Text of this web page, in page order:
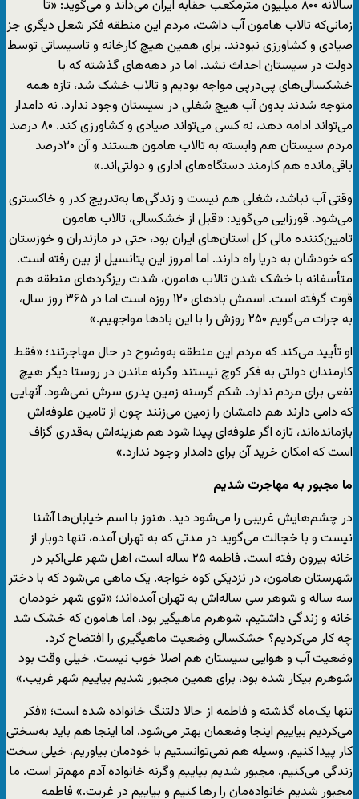
سالانه ۸۰۰ میلیون مترمکعب حقابه ایران می‌داند و می‌گوید: «تا
زمانی‌که تالاب هامون آب داشت، مردم این منطقه فکر شغل دیگری جز
صیادی و کشاورزی نبودند. برای همین هیچ کارخانه و تاسیساتی توسط
دولت در سیستان احداث نشد. اما در دهه‌های گذشته که با
خشکسالی‌های پی‌درپی مواجه بودیم و تالاب خشک شد، تازه همه
متوجه شدند بدون آب هیچ شغلی در سیستان وجود ندارد. نه دامدار
می‌تواند ادامه دهد، نه کسی می‌تواند صیادی و کشاورزی کند. ۸۰ درصد
مردم سیستان هم وابسته به تالاب هامون هستند و آن ۲۰درصد
باقی‌مانده هم کارمند دستگاه‌های اداری و دولتی‌اند.»
وقتی آب نباشد، شغلی هم نیست و زندگی‌ها به‌تدریج کدر و خاکستری
می‌شود. قورزایی می‌گوید: «قبل از خشکسالی، تالاب هامون
تامین‌کننده مالی کل استان‌های ایران بود، حتی در مازندران و خوزستان
که خودشان به دریا راه دارند. اما امروز این پتانسیل از بین رفته است.
متأسفانه با خشک شدن تالاب هامون، شدت ریزگردهای منطقه هم
قوت گرفته است. اسمش بادهای ۱۲۰ روزه است اما در ۳۶۵ روز سال،
به جرات می‌گویم ۲۵۰ روزش را با این بادها مواجهیم.»
او تأیید می‌کند که مردم این منطقه به‌وضوح در حال مهاجرتند؛ «فقط
کارمندان دولتی به فکر کوچ نیستند وگرنه ماندن در روستا دیگر هیچ
نفعی برای مردم ندارد. شکم گرسنه زمین پدری سرش نمی‌شود. آنهایی
که دامی دارند هم دامشان را زمین می‌زنند چون از تامین علوفه‌اش
بازمانده‌اند، تازه اگر علوفه‌ای پیدا شود هم هزینه‌اش به‌قدری گزاف
است که امکان خرید آن برای دامدار وجود ندارد.»
ما مجبور به مهاجرت شدیم
در چشم‌هایش غریبی را می‌شود دید. هنوز با اسم خیابان‌ها آشنا
نیست و با خجالت می‌گوید در مدتی که به تهران آمده‌، تنها دوبار از
خانه بیرون رفته است. فاطمه ۲۵ ساله است، اهل شهر علی‌اکبر در
شهرستان هامون، در نزدیکی کوه خواجه. یک ماهی می‌شود که با دختر
سه‌ ساله و شوهر سی‌ ساله‌اش به تهران آمده‌اند؛ «توی شهر خودمان
خانه و زندگی داشتیم، شوهرم ماهیگیر بود، اما هامون که خشک شد
چه کار می‌کردیم؟ خشکسالی وضعیت ماهیگیری را افتضاح کرد.
وضعیت آب و هوایی سیستان هم اصلا خوب نیست. خیلی وقت بود
شوهرم بیکار شده بود، برای همین مجبور شدیم بیاییم شهر غریب.»
تنها یک‌ماه گذشته و فاطمه از حالا دلتنگ خانواده شده است؛ «فکر
می‌کردیم بیاییم اینجا وضعمان بهتر می‌شود. اما اینجا هم باید به‌سختی
کار پیدا کنیم. وسیله هم نمی‌توانستیم با خودمان بیاوریم، خیلی سخت
زندگی می‌کنیم. مجبور شدیم بیاییم وگرنه خانواده آدم مهم‌تر است. ما
مجبور شدیم خانواده‌مان را رها کنیم و بیاییم در غربت.» فاطمه